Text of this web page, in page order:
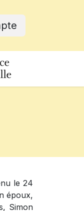
le 24
époux,
Simon